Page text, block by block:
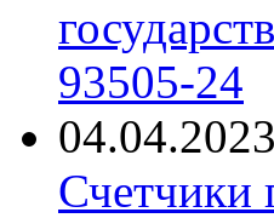
93505-24
04.04.2023
Счетчики